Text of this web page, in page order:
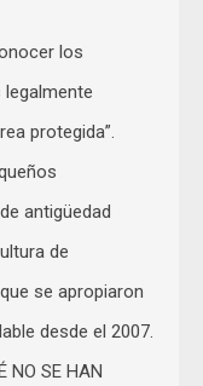
los
protegida”.
antigüedad
de
se apropiaron
desde el 2007.
NO SE HAN